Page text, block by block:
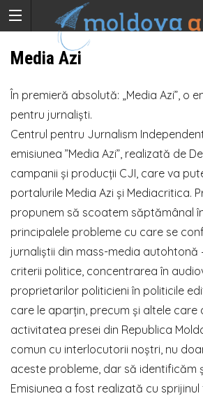
Media Azi
În premieră absolută: „Media Azi”, o
pentru jurnaliști.
Centrul pentru Jurnalism
emisiunea ”Media Azi”, realizată de
campanii și producții CJI, care va
portalurile Media Azi și Mediacritica.
propunem să scoatem săptămânal
principalele probleme cu care se
jurnaliștii din mass-media autohtonă
criterii politice, concentrarea în
proprietarilor politicieni în politicile
care le aparțin, precum și altele care
activitatea presei din Republica
comun cu interlocutorii noștri, nu
aceste probleme, dar să identificăm
Emisiunea a fost realizată cu